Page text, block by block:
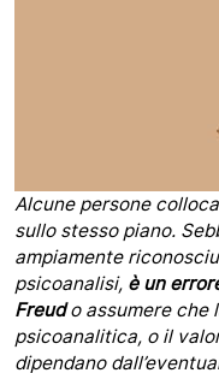
Alcune persone
sullo stesso piano.
ampiamente
psicoanalisi, è un
Freudo assumere che
psicoanalitica, o il
dipendano